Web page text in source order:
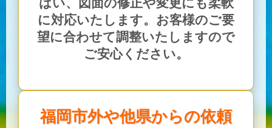
に対応いたします。お客様のご要
望に合わせて調整いたしますので
ご安心ください。
福岡市外や他県からの依頼